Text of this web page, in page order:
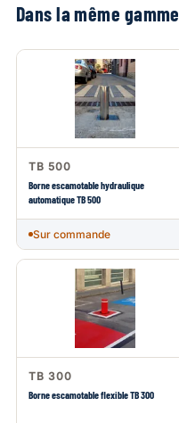
Dans la même gamme
TB 500
Borne escamotable hydraulique
automatique TB 500
Sur commande
TB 300
Borne escamotable flexible TB 300